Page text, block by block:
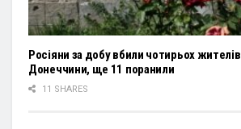
Росіяни за добу вбили чотирьох жителів
Донеччини, ще 11 поранили
11 SHARES